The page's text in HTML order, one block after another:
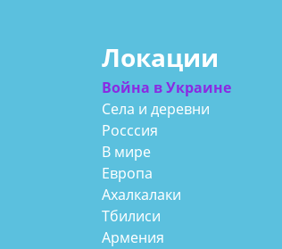
Локации
Война в Украине
Села и деревни
Росссия
В мире
Европа
Ахалкалаки
Тбилиси
Армения